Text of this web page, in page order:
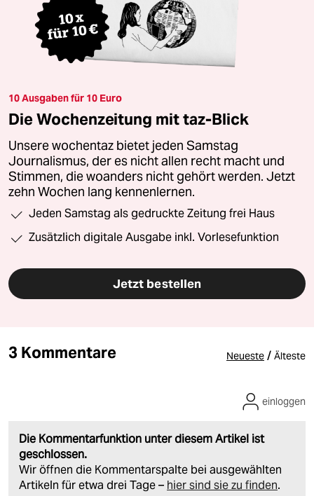
10 Ausgaben für 10 Euro
Die Wochenzeitung mit taz-Blick
Unsere wochentaz bietet jeden Samstag
Journalismus, der es nicht allen recht macht und
Stimmen, die woanders nicht gehört werden. Jetzt
zehn Wochen lang kennenlernen.
Jeden Samstag als gedruckte Zeitung frei Haus
Zusätzlich digitale Ausgabe inkl. Vorlesefunktion
Jetzt bestellen
3 Kommentare Neueste / Älteste
Die Kommentarfunktion unter diesem Artikel ist
geschlossen.
Wir öffnen die Kommentarspalte bei ausgewählten
Artikeln für etwa drei Tage – hier sind sie zu finden.
einloggen